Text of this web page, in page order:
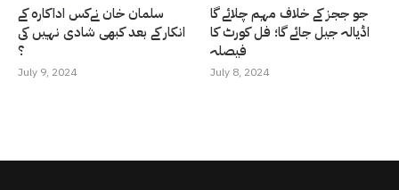
سلمان خان نےکس اداکارہ کے
انکار کے بعد کبھی شادی نہیں کی
؟
July 9, 2024
جو ججز کے خلاف مہم چلائے گا
اڈیالہ جیل جائے گا؛ فل کورٹ کا
فیصلہ
July 8, 2024